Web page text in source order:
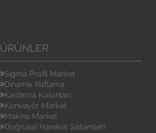
ÜRÜNLER
Sigma Profil Market
Dinamik Raflama
Kaldırma Kolonları
Konveyör Market
Makine Market
Doğrusal Hareket Sistemleri